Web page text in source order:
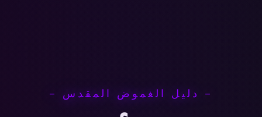
— دليل الغموض المقدس —